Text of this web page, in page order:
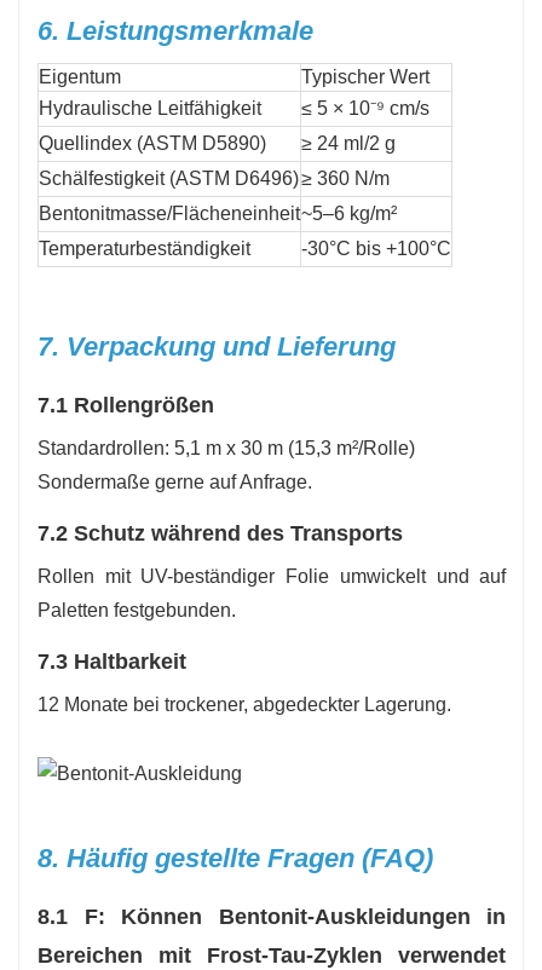
6. Leistungsmerkmale
Eigentum
Typischer Wert
Hydraulische Leitfähigkeit
≤ 5 × 10⁻⁹ cm/s
Quellindex (ASTM D5890)
≥ 24 ml/2 g
Schälfestigkeit (ASTM D6496)≥ 360 N/m
Bentonitmasse/Flächeneinheit~5–6 kg/m²
Temperaturbeständigkeit
-30°C bis +100°C
7. Verpackung und Lieferung
7.1 Rollengrößen
Standardrollen: 5,1 m x 30 m (15,3 m²/Rolle)
Sondermaße gerne auf Anfrage.
7.2 Schutz während des Transports
Rollen mit UV-beständiger Folie umwickelt und auf
Paletten festgebunden.
7.3 Haltbarkeit
12 Monate bei trockener, abgedeckter Lagerung.
8. Häufig gestellte Fragen (FAQ)
8.1 F: Können Bentonit-Auskleidungen in
Bereichen mit Frost-Tau-Zyklen verwendet